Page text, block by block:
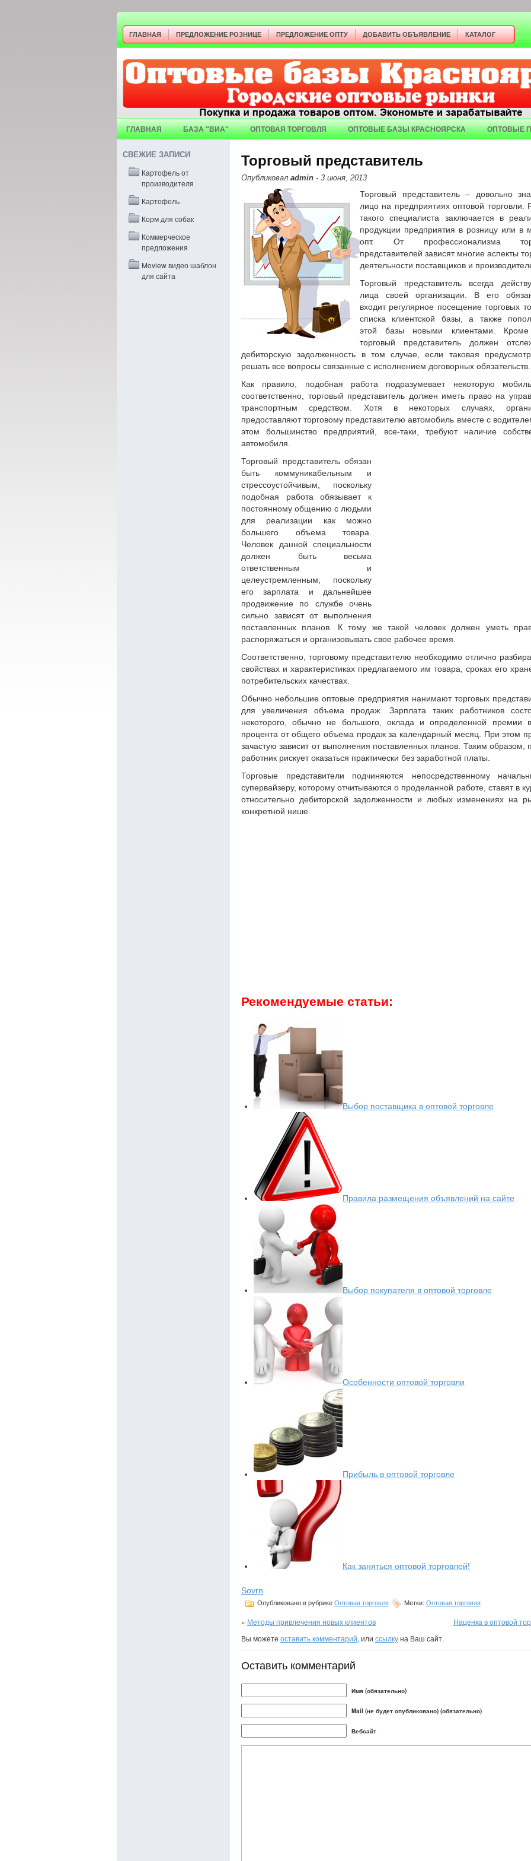
ГЛАВНАЯ ПРЕДЛОЖЕНИЕ РОЗНИЦЕ ПРЕДЛОЖЕНИЕ ОПТУ ДОБАВИТЬ ОБЪЯВЛЕНИЕ КАТАЛОГ
ГЛАВНАЯ БАЗА "ВИА" ОПТОВАЯ ТОРГОВЛЯ ОПТОВЫЕ БАЗЫ КРАСНОЯРСКА ОПТОВЫЕ
СВЕЖИЕ ЗАПИСИ
Картофель от
производителя
Картофель
Корм для собак
Коммерческое
предложения
Moview видео шаблон
для сайта
Торговый представитель
Опубликовал admin - 3 июня, 2013
Торговый представитель – довольно
лицо на предприятиях оптовой торговли.
такого специалиста заключается в
продукции предприятия в розницу или в
опт. От профессионализма
представителей зависят многие аспекты
деятельности поставщиков и
Торговый представитель всегда
лица своей организации.
В его
входит регулярное посещение торговых
списка клиентской базы, а также
этой базы новыми клиентами. Кроме
торговый представитель должен
дебиторскую задолженность в том случае, если таковая
решать все вопросы связанные с исполнением договорных обязательств.
Как правило, подобная работа подразумевает некоторую
соответственно, торговый представитель должен иметь право на
транспортным средством. Хотя в некоторых случаях,
предоставляют торговому представителю автомобиль вместе с
этом большинство предприятий, все-таки, требуют наличие
автомобиля.
Торговый представитель обязан
быть коммуникабельным и
стрессоустойчивым, поскольку
подобная работа обязывает к
постоянному общению с людьми
для реализации как можно
большего объема товара.
Человек данной специальности
должен быть весьма
ответственным и
целеустремленным, поскольку
его зарплата и дальнейшее
продвижение по службе очень
сильно зависят от выполнения
поставленных планов. К тому же такой человек должен уметь
распоряжаться и организовывать свое рабочее время.
Соответственно, торговому представителю необходимо отлично
свойствах и характеристиках предлагаемого им товара, сроках его
потребительских качествах.
Обычно небольшие оптовые предприятия нанимают торговых
для увеличения объема продаж. Зарплата таких работников
некоторого, обычно не большого, оклада и определенной премии
процента от общего объема продаж за календарный месяц. При этом
зачастую зависит от выполнения поставленных планов. Таким образом,
работник рискует оказаться практически без заработной платы.
Торговые представители подчиняются непосредственному
супервайзеру, которому отчитываются о проделанной работе, ставят в
относительно дебиторской задолженности и любых изменениях на
конкретной нише.
Рекомендуемые статьи:
Выбор поставщика в оптовой торговле
Правила размещения объявлений на сайте
Выбор покупателя в оптовой торговле
Особенности оптовой торговли
Прибыль в оптовой торговле
Как заняться оптовой торговлей!
Sovrn
Опубликовано в рубрике Оптовая торговля Метки: Оптовая торговля
« Методы привлечения новых клиентов Наценка в оптовой
Вы можете оставить комментарий, или ссылкуна Ваш сайт.
Оставить комментарий
Имя (обязательно)
Mail (не будет опубликовано) (обязательно)
Вебсайт